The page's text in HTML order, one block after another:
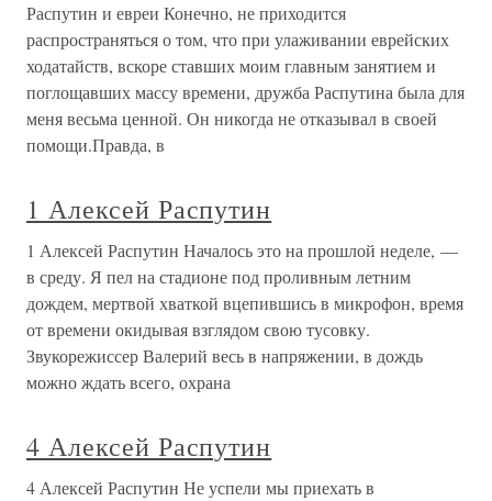
Распутин и евреи Конечно, не приходится
распространяться о том, что при улаживании еврейских
ходатайств, вскоре ставших моим главным занятием и
поглощавших массу времени, дружба Распутина была для
меня весьма ценной. Он никогда не отказывал в своей
помощи.Правда, в
1 Алексей Распутин
1 Алексей Распутин Началось это на прошлой неделе, —
в среду. Я пел на стадионе под проливным летним
дождем, мертвой хваткой вцепившись в микрофон, время
от времени окидывая взглядом свою тусовку.
Звукорежиссер Валерий весь в напряжении, в дождь
можно ждать всего, охрана
4 Алексей Распутин
4 Алексей Распутин Не успели мы приехать в